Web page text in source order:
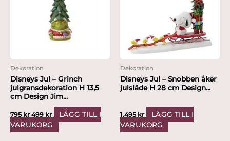
Dekoration
Disneys Jul – Grinch
julgransdekoration H 13,5
cm Design Jim...
795kr 499 kr
LÄGG TILL I
VARUKORG
Dekoration
Disneys Jul – Snobben åker
julsläde H 28 cm Design...
1,495 kr
LÄGG TILL I
VARUKORG